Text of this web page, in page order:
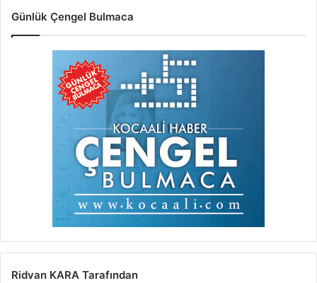
Günlük Çengel Bulmaca
Ridvan KARA Tarafından